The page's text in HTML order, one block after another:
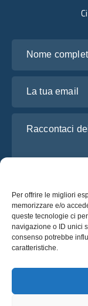
Per offrire le migliori
memorizzare e/o
queste tecnologie ci
navigazione o ID unici
consenso potrebbe
caratteristiche.Ho letto e